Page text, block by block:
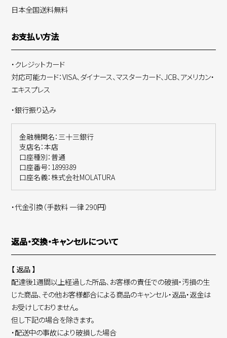
日本全国送料無料
お支払い方法
・クレジットカード
対応可能カード：VISA、ダイナース、マスターカード、JCB、アメリカン・
エキスプレス
・銀行振り込み
金融機関名：三十三銀行
支店名：本店
口座種別：普通
口座番号：1899389
口座名義：株式会社MOLATURA
・代金引換（手数料 一律 290円）
返品・交換・キャンセルについて
【 返品 】
配達後1週間以上経過した所品、お客様の責任での破損・汚損の生
じた商品、その他お客様都合による商品のキャンセル・返品・返金は
お受けしておりません。
但し下記の場合を除きます。
・配送中の事故により破損した場合